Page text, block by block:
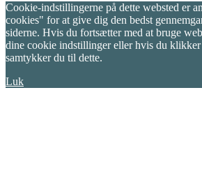
Cookie-indstillingerne på dette websted er
cookies" for at give dig den bedst
siderne. Hvis du fortsætter med at bruge
dine cookie indstillinger eller hvis du
samtykker du til dette.
Luk